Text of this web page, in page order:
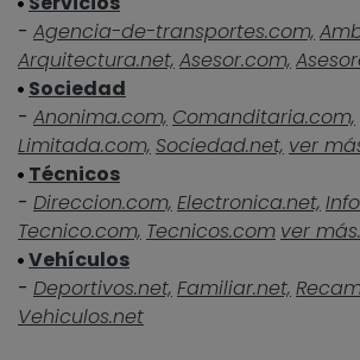
- Agencia-de-transportes.com,
Arquitectura.net, Asesor.com,
Sociedad
- Anonima.com, Comanditaria.com,
Limitada.com, Sociedad.net, ver
Técnicos
- Direccion.com, Electronica.net,
Tecnico.com, Tecnicos.com ver
Vehículos
- Deportivos.net, Familiar.net,
Vehiculos.net